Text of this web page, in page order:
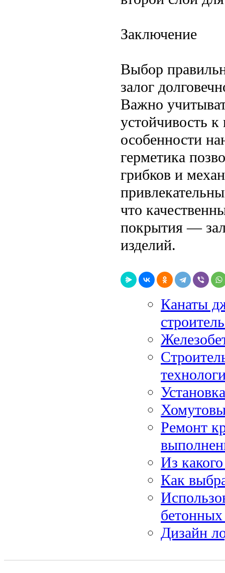
Заключение
Выбор
залог
Важно
устойчивость
особенности
герметика
грибков и
что
покрытия —
изделий.
Канаты
Ремонт
Из
Как
Дизайн